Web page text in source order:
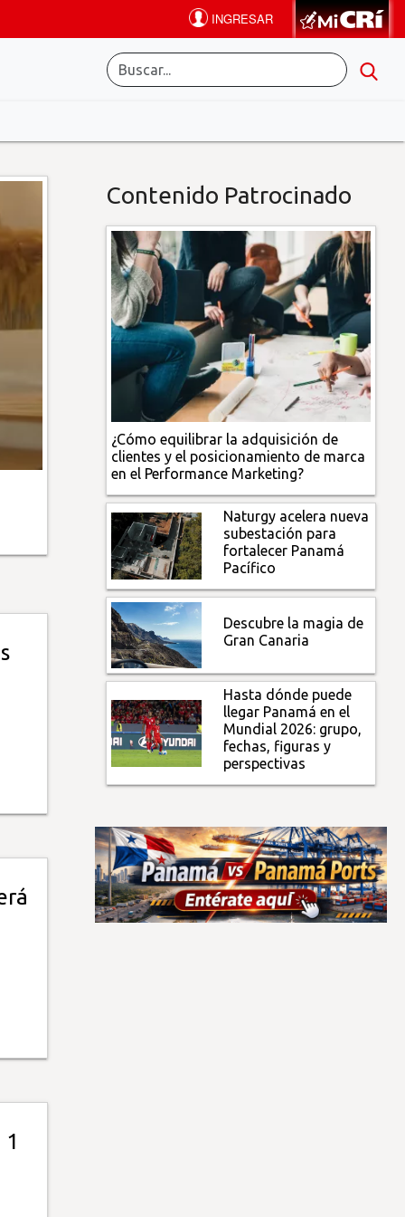
Contenido Patrocinado
¿Cómo equilibrar la adquisición de
clientes y el posicionamiento de marca
en el Performance Marketing?
Naturgy acelera nueva
subestación para
fortalecer Panamá
Pacífico
Descubre la magia de
Gran Canaria
Hasta dónde puede
llegar Panamá en el
Mundial 2026: grupo,
fechas, figuras y
perspectivas